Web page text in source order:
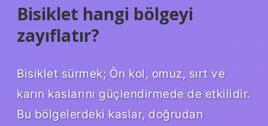
Bisiklet hangi bölgeyi
zayıflatır?
Bisiklet sürmek; Ön kol, omuz, sırt ve
karın kaslarını güçlendirmede de etkilidir.
Bu bölgelerdeki kaslar, doğrudan